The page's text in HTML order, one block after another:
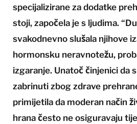
specijalizirane za dodatke
stoji, započela je s ljudima.
svakodnevno slušala njihove
hormonsku neravnotežu,
izgaranje. Unatoč činjenici da
zabrinuti zbog zdrave
primijetila da moderan način
hrana često ne osiguravaju